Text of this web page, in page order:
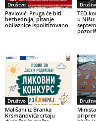
Društvo
Pavlović: Pruga će biti
bezbednija, pitanje
obilaznice ispolitizovano
TED
u Nišu:
Društvo
Mališani iz Branka
Krsmanovića crtaju